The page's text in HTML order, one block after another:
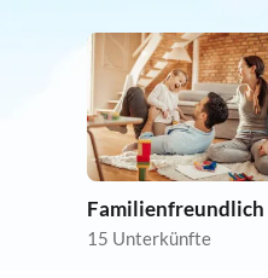
Familienfreundlich
15 Unterkünfte